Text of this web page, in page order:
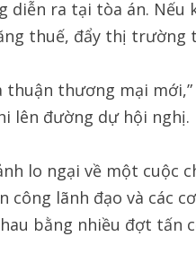
diễn ra tại tòa án.
thuế, đẩy thị trường
thương mại
lên đường dự hội nghị.
lo ngại về một cuộc
lãnh đạo và các
bằng nhiều đợt tấn